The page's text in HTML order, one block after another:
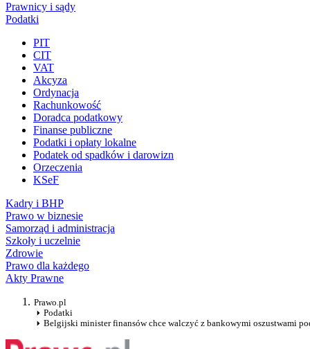
Prawnicy i sądy
Podatki
PIT
CIT
VAT
Akcyza
Ordynacja
Rachunkowość
Doradca podatkowy
Finanse publiczne
Podatki i opłaty lokalne
Podatek od spadków i darowizn
Orzeczenia
KSeF
Kadry i BHP
Prawo w biznesie
Samorząd i administracja
Szkoły i uczelnie
Zdrowie
Prawo dla każdego
Akty Prawne
Prawo.pl
Podatki
Belgijski minister finansów chce walczyć z bankowymi oszustwami